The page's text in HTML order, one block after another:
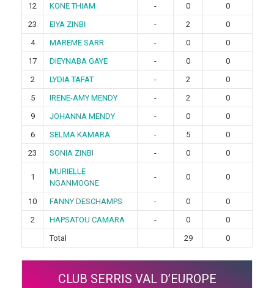
12
KONE THIAM - 0
0
23
EIYA ZINBI - 2
0
4
MAREME SARR - 0
0
17
DIEYNABA GAYE - 0
0
2
LYDIA TAFAT - 2
0
5
IRENE-AMY MENDY - 2
0
9
JOHANNA MENDY - 0
0
6
SELMA KAMARA - 5
0
23
SONIA ZINBI - 0 0
1
MURIELLE
NGANMOGNE
- 0 0
10 FANNY DESCHAMPS - 0
0
2
HAPSATOU CAMARA - 0
0
Total
29 0
CLUB SERRIS VAL D’EUROPE